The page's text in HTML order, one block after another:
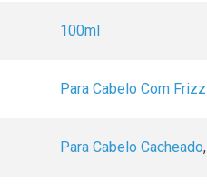
100ml
Para Cabelo Com Frizz
Para Cabelo Cacheado,